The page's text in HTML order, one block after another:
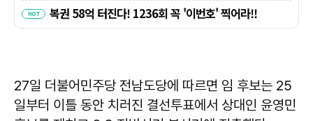
27일 더불어민주당 전남도당에 따르면 임 후보는 25
일부터 이틀 동안 치러진 결선투표에서 상대인 윤영민